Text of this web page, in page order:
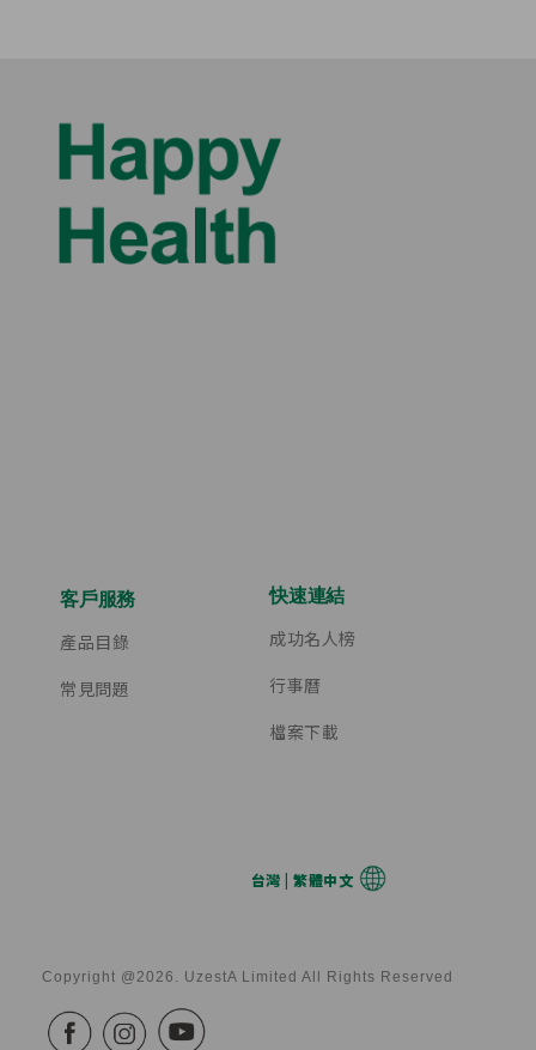
客戶服務
產品目錄
常見問題
快速連結
成功名人榜
行事曆
檔案下載
台灣 | 繁體中文
Copyright @2026. UzestA Limited All Rights Reserved